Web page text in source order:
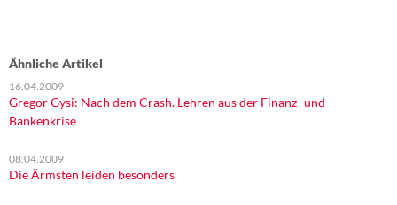
Ähnliche Artikel
16.04.2009
Gregor Gysi: Nach dem Crash. Lehren aus der Finanz- und
Bankenkrise
08.04.2009
Die Ärmsten leiden besonders